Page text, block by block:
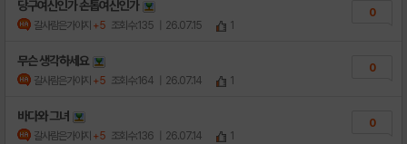
당구여신인가 손톱여신인가
갈사람은가야지 +5 조회수:135 | 26.07.15 1
0
무슨 생각하세요
갈사람은가야지 +5 조회수:164 | 26.07.14 1
0
바다와 그녀
갈사람은가야지 +5 조회수:136 | 26.07.14 1
0